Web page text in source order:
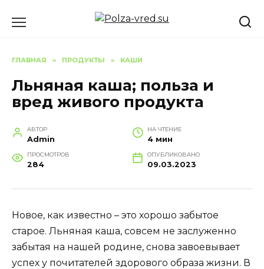
ГЛАВНАЯ » ПРОДУКТЫ » КАШИ
Льняная каша; польза и
вред живого продукта
АВТОР
Admin
НА ЧТЕНИЕ
4 мин
ПРОСМОТРОВ
284
ОПУБЛИКОВАНО
09.03.2023
Новое, как известно – это хорошо забытое
старое. Льняная каша, совсем не заслуженно
забытая на нашей родине, снова завоевывает
успех у почитателей здорового образа жизни. В